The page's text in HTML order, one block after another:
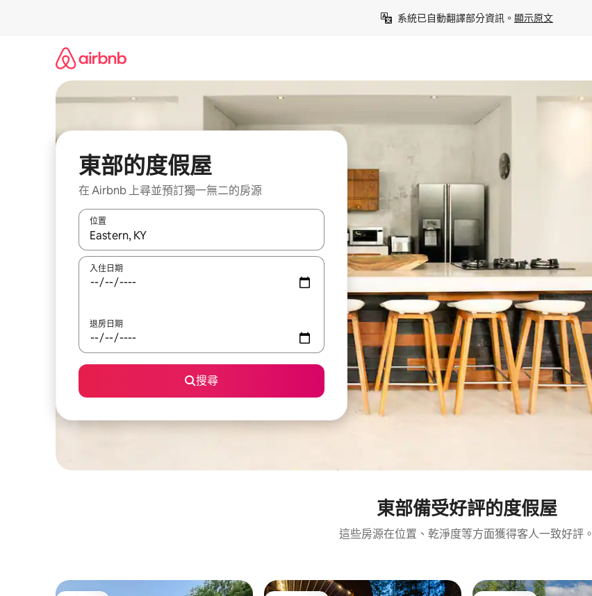
系統已自動翻譯部分資訊。 顯示原文
東部的度假屋
在 Airbnb 上尋並預訂獨一無二的房源
位置
如有搜尋結果，瀏覽內容時請使用上下箭頭，或輕點、滑動裝置。
入住日期
退房日期
搜尋
東部備受好評的度假屋
這些房源在位置、乾淨度等方面獲得客人一致好評。